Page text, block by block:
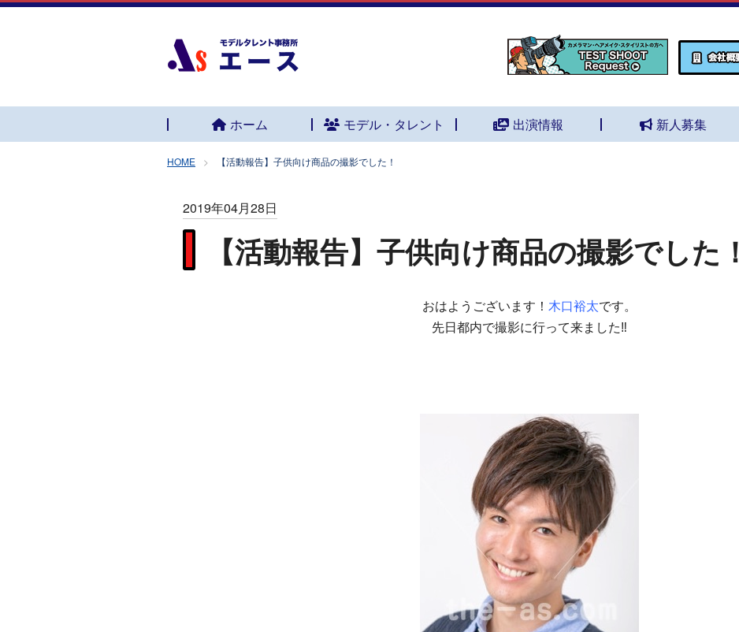
ホーム モデル・タレント 出演情報 新人募集
HOME 【活動報告】子供向け商品の撮影でした！
2019年04月28日
【活動報告】子供向け商品の撮影でした！
おはようございます！ 木口裕太です。
先日都内で撮影に行って来ました‼